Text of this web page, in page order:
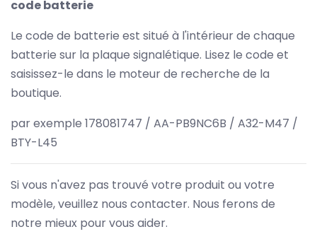
code batterie
Le code de batterie est situé à l'intérieur de chaque
batterie sur la plaque signalétique. Lisez le code et
saisissez-le dans le moteur de recherche de la
boutique.
par exemple 178081747 / AA-PB9NC6B / A32-M47 /
BTY-L45
Si vous n'avez pas trouvé votre produit ou votre
modèle, veuillez nous contacter. Nous ferons de
notre mieux pour vous aider.